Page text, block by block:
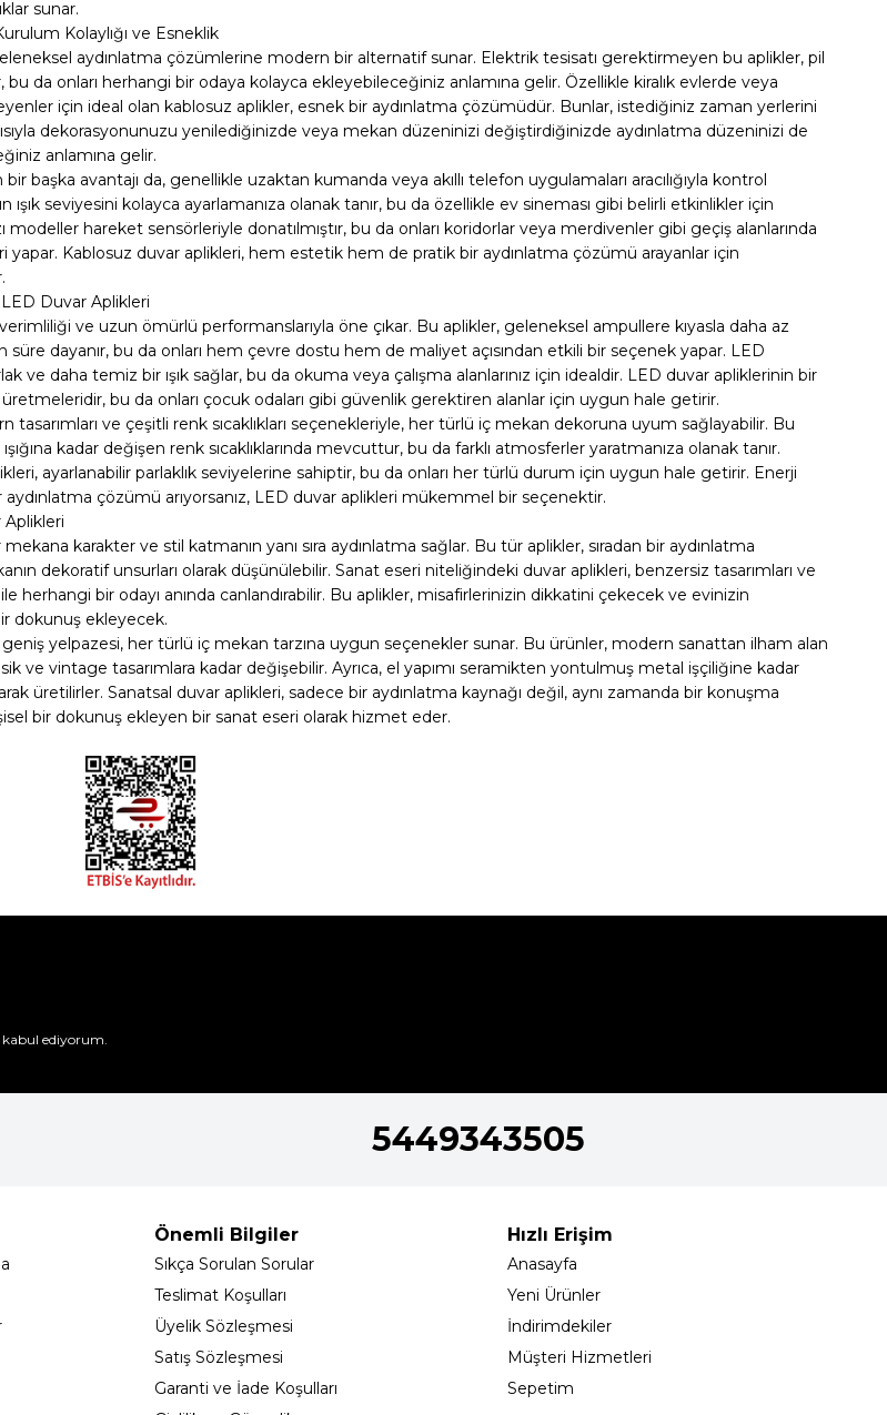
sunar.
Kolaylığı ve Esneklik
aydınlatma çözümlerine modern bir alternatif sunar. Elektrik tesisatı gerektirmeyen bu aplikler, pil
bu da onları herhangi bir odaya kolayca ekleyebileceğiniz anlamına gelir. Özellikle kiralık evlerde veya
için ideal olan kablosuz aplikler, esnek bir aydınlatma çözümüdür. Bunlar, istediğiniz zaman yerlerini
dekorasyonunuzu yenilediğinizde veya mekan düzeninizi değiştirdiğinizde aydınlatma düzeninizi de
anlamına gelir.
başka avantajı da, genellikle uzaktan kumanda veya akıllı telefon uygulamaları aracılığıyla kontrol
ışık seviyesini kolayca ayarlamanıza olanak tanır, bu da özellikle ev sineması gibi belirli etkinlikler için
modeller hareket sensörleriyle donatılmıştır, bu da onları koridorlar veya merdivenler gibi geçiş alanlarında
yapar. Kablosuz duvar aplikleri, hem estetik hem de pratik bir aydınlatma çözümü arayanlar için
Duvar Aplikleri
ve uzun ömürlü performanslarıyla öne çıkar. Bu aplikler, geleneksel ampullere kıyasla daha az
dayanır, bu da onları hem çevre dostu hem de maliyet açısından etkili bir seçenek yapar. LED
ve daha temiz bir ışık sağlar, bu da okuma veya çalışma alanlarınız için idealdir. LED duvar apliklerinin bir
üretmeleridir, bu da onları çocuk odaları gibi güvenlik gerektiren alanlar için uygun hale getirir.
tasarımları ve çeşitli renk sıcaklıkları seçenekleriyle, her türlü iç mekan dekoruna uyum sağlayabilir. Bu
ışığına kadar değişen renk sıcaklıklarında mevcuttur, bu da farklı atmosferler yaratmanıza olanak tanır.
ayarlanabilir parlaklık seviyelerine sahiptir, bu da onları her türlü durum için uygun hale getirir. Enerji
çözümü arıyorsanız, LED duvar aplikleri mükemmel bir seçenektir.
Aplikleri
karakter ve stil katmanın yanı sıra aydınlatma sağlar. Bu tür aplikler, sıradan bir aydınlatma
dekoratif unsurları olarak düşünülebilir. Sanat eseri niteliğindeki duvar aplikleri, benzersiz tasarımları ve
herhangi bir odayı anında canlandırabilir. Bu aplikler, misafirlerinizin dikkatini çekecek ve evinizin
dokunuş ekleyecek.
yelpazesi, her türlü iç mekan tarzına uygun seçenekler sunar. Bu ürünler, modern sanattan ilham alan
ve vintage tasarımlara kadar değişebilir. Ayrıca, el yapımı seramikten yontulmuş metal işçiliğine kadar
üretilirler. Sanatsal duvar aplikleri, sadece bir aydınlatma kaynağı değil, aynı zamanda bir konuşma
bir dokunuş ekleyen bir sanat eseri olarak hizmet eder.
ediyorum.
5449343505
Önemli Bilgiler
Sıkça Sorulan Sorular
Teslimat Koşulları
Üyelik Sözleşmesi
Satış Sözleşmesi
Garanti ve İade Koşulları
Hızlı Erişim
Anasayfa
Yeni Ürünler
İndirimdekiler
Müşteri Hizmetleri
Sepetim